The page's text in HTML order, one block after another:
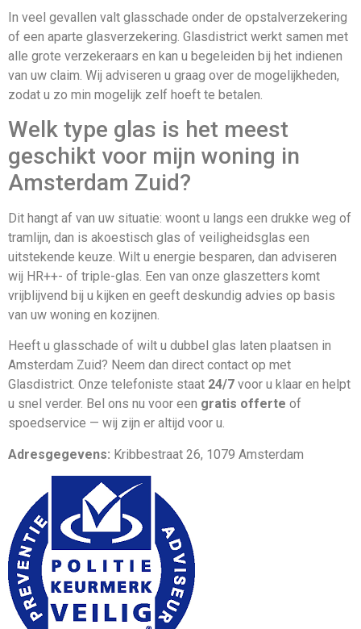
In veel gevallen valt glasschade onder de opstalverzekering
of een aparte glasverzekering. Glasdistrict werkt samen met
alle grote verzekeraars en kan u begeleiden bij het indienen
van uw claim. Wij adviseren u graag over de mogelijkheden,
zodat u zo min mogelijk zelf hoeft te betalen.
Welk type glas is het meest
geschikt voor mijn woning in
Amsterdam Zuid?
Dit hangt af van uw situatie: woont u langs een drukke weg of
tramlijn, dan is akoestisch glas of veiligheidsglas een
uitstekende keuze. Wilt u energie besparen, dan adviseren
wij HR++- of triple-glas. Een van onze glaszetters komt
vrijblijvend bij u kijken en geeft deskundig advies op basis
van uw woning en kozijnen.
Heeft u glasschade of wilt u dubbel glas laten plaatsen in
Amsterdam Zuid? Neem dan direct contact op met
Glasdistrict. Onze telefoniste staat 24/7 voor u klaar en helpt
u snel verder. Bel ons nu voor een gratis offerte of
spoedservice — wij zijn er altijd voor u.
Adresgegevens: Kribbestraat 26, 1079 Amsterdam